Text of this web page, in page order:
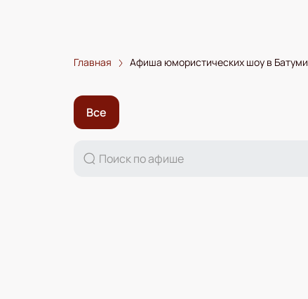
Главная Афиша юмористических шоу в Батуми
Все